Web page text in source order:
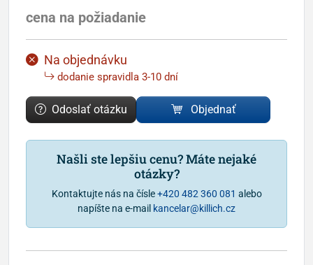
cena na požiadanie
Na objednávku
dodanie spravidla 3-10 dní
Odoslať otázku Objednať
Našli ste lepšiu cenu? Máte nejaké
otázky?
Kontaktujte nás na čísle+420 482 360 081 alebo
napíšte na e-mail kancelar@killich.cz